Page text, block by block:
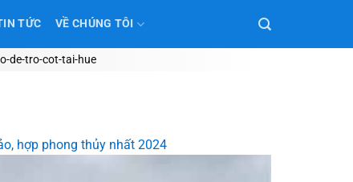
TỨC VỀ CHÚNG TÔI
de-tro-cot-tai-hue
hợp phong thủy nhất 2024